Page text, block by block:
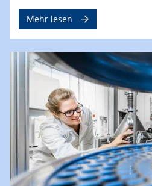
Mehr lesen